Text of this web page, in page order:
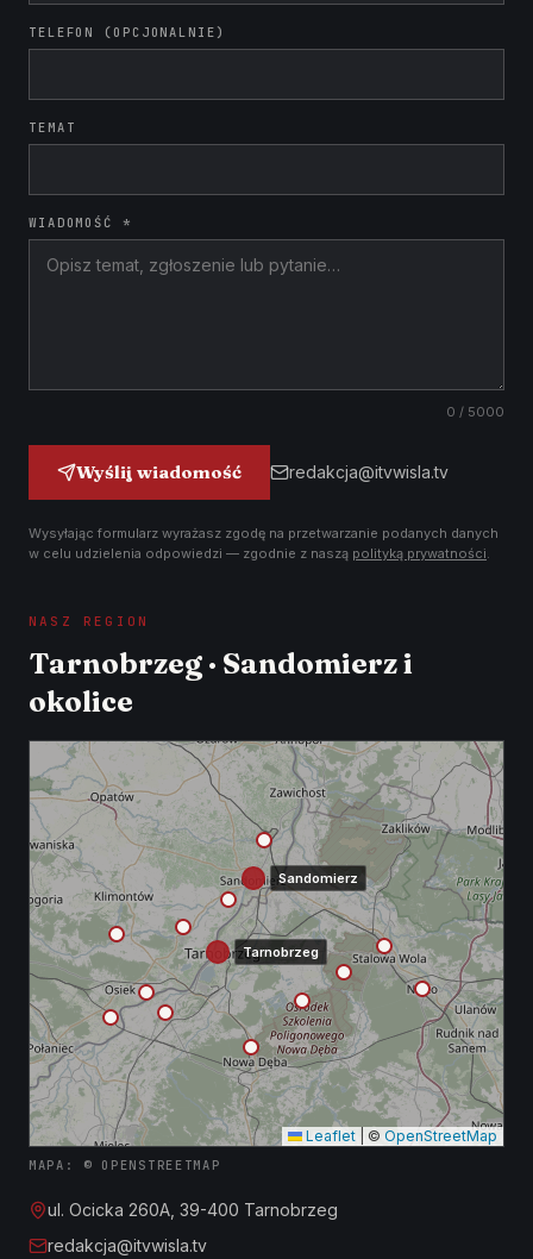
TELEFON (OPCJONALNIE)
TEMAT
WIADOMOŚĆ *
0 / 5000
Wyślij wiadomość redakcja@itvwisla.tv
Wysyłając formularz wyrażasz zgodę na przetwarzanie podanych danych
w celu udzielenia odpowiedzi — zgodnie z naszą polityką prywatności.
NASZ REGION
Tarnobrzeg · Sandomierz i
okolice
Tarnobrzeg
Sandomierz
Leaflet © OpenStreetMap
MAPA: © OPENSTREETMAP
ul. Ocicka 260A, 39-400 Tarnobrzeg
redakcja@itvwisla.tv